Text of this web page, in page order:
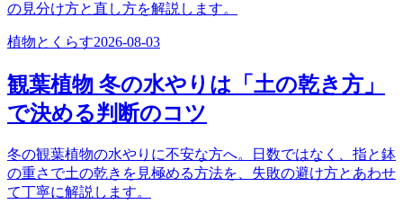
の見分け方と直し方を解説します。
植物とくらす2026-08-03
観葉植物 冬の水やりは「土の乾き方」
で決める判断のコツ
冬の観葉植物の水やりに不安な方へ。日数ではなく、指と鉢
の重さで土の乾きを見極める方法を、失敗の避け方とあわせ
て丁寧に解説します。